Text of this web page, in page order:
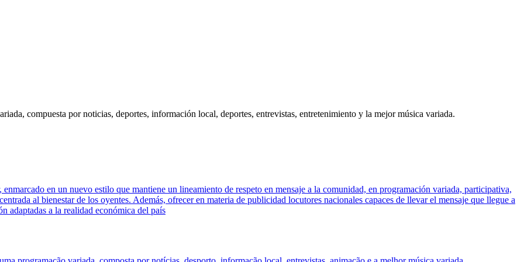
compuesta por noticias, deportes, información local, deportes, entrevistas, entretenimiento y la mejor música variada.
en un nuevo estilo que mantiene un lineamiento de respeto en mensaje a la comunidad, en programación variada, participativa,
al bienestar de los oyentes. Además, ofrecer en materia de publicidad locutores nacionales capaces de llevar el mensaje que llegue a
adaptadas a la realidad económica del país